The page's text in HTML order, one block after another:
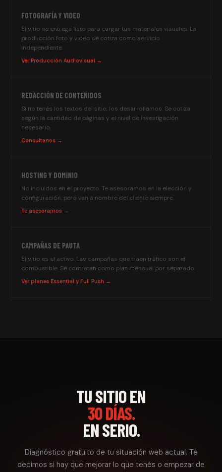
FOTOGRAFÍA Y VIDEO
El sitio se entrega listo para cargar tus materiales visuales. La
producción foto y video se cotiza como servicio
independiente.
Ver Producción Audiovisual →
REDACCIÓN DE CONTENIDOS
Si no tenés los textos del sitio, los desarrollamos. Se cotiza
según la cantidad de páginas y el nivel de investigación
necesario.
Consultanos →
HOSTING Y DOMINIO
No incluidos en el proyecto. Te asesoramos en la elección y
configuración, pero van a nombre del cliente siempre.
Te asesoramos →
CAMPAÑAS DE PAUTA
El sitio es el activo. Las campañas que traen tráfico son el
combustible. Se contratan como plan mensual por separado.
Ver planes Essential y Full Push →
TU SITIO EN
30 DÍAS.
EN SERIO.
Diagnóstico gratuito de tu situación web actual. Te
decimos si hay que mejorar lo que tenés o empezar de